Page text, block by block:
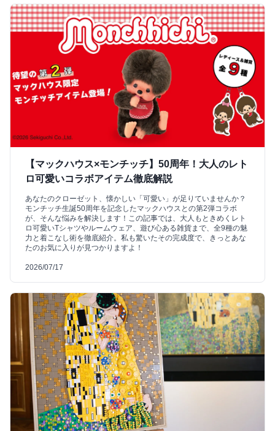
【マックハウス×モンチッチ】50周年！大人のレト
ロ可愛いコラボアイテム徹底解説
あなたのクローゼット、懐かしい「可愛い」が足りていませんか？
モンチッチ生誕50周年を記念したマックハウスとの第2弾コラボ
が、そんな悩みを解決します！この記事では、大人もときめくレト
ロ可愛いTシャツやルームウェア、遊び心ある雑貨まで、全9種の魅
力と着こなし術を徹底紹介。私も驚いたその完成度で、きっとあな
たのお気に入りが見つかりますよ！
2026/07/17